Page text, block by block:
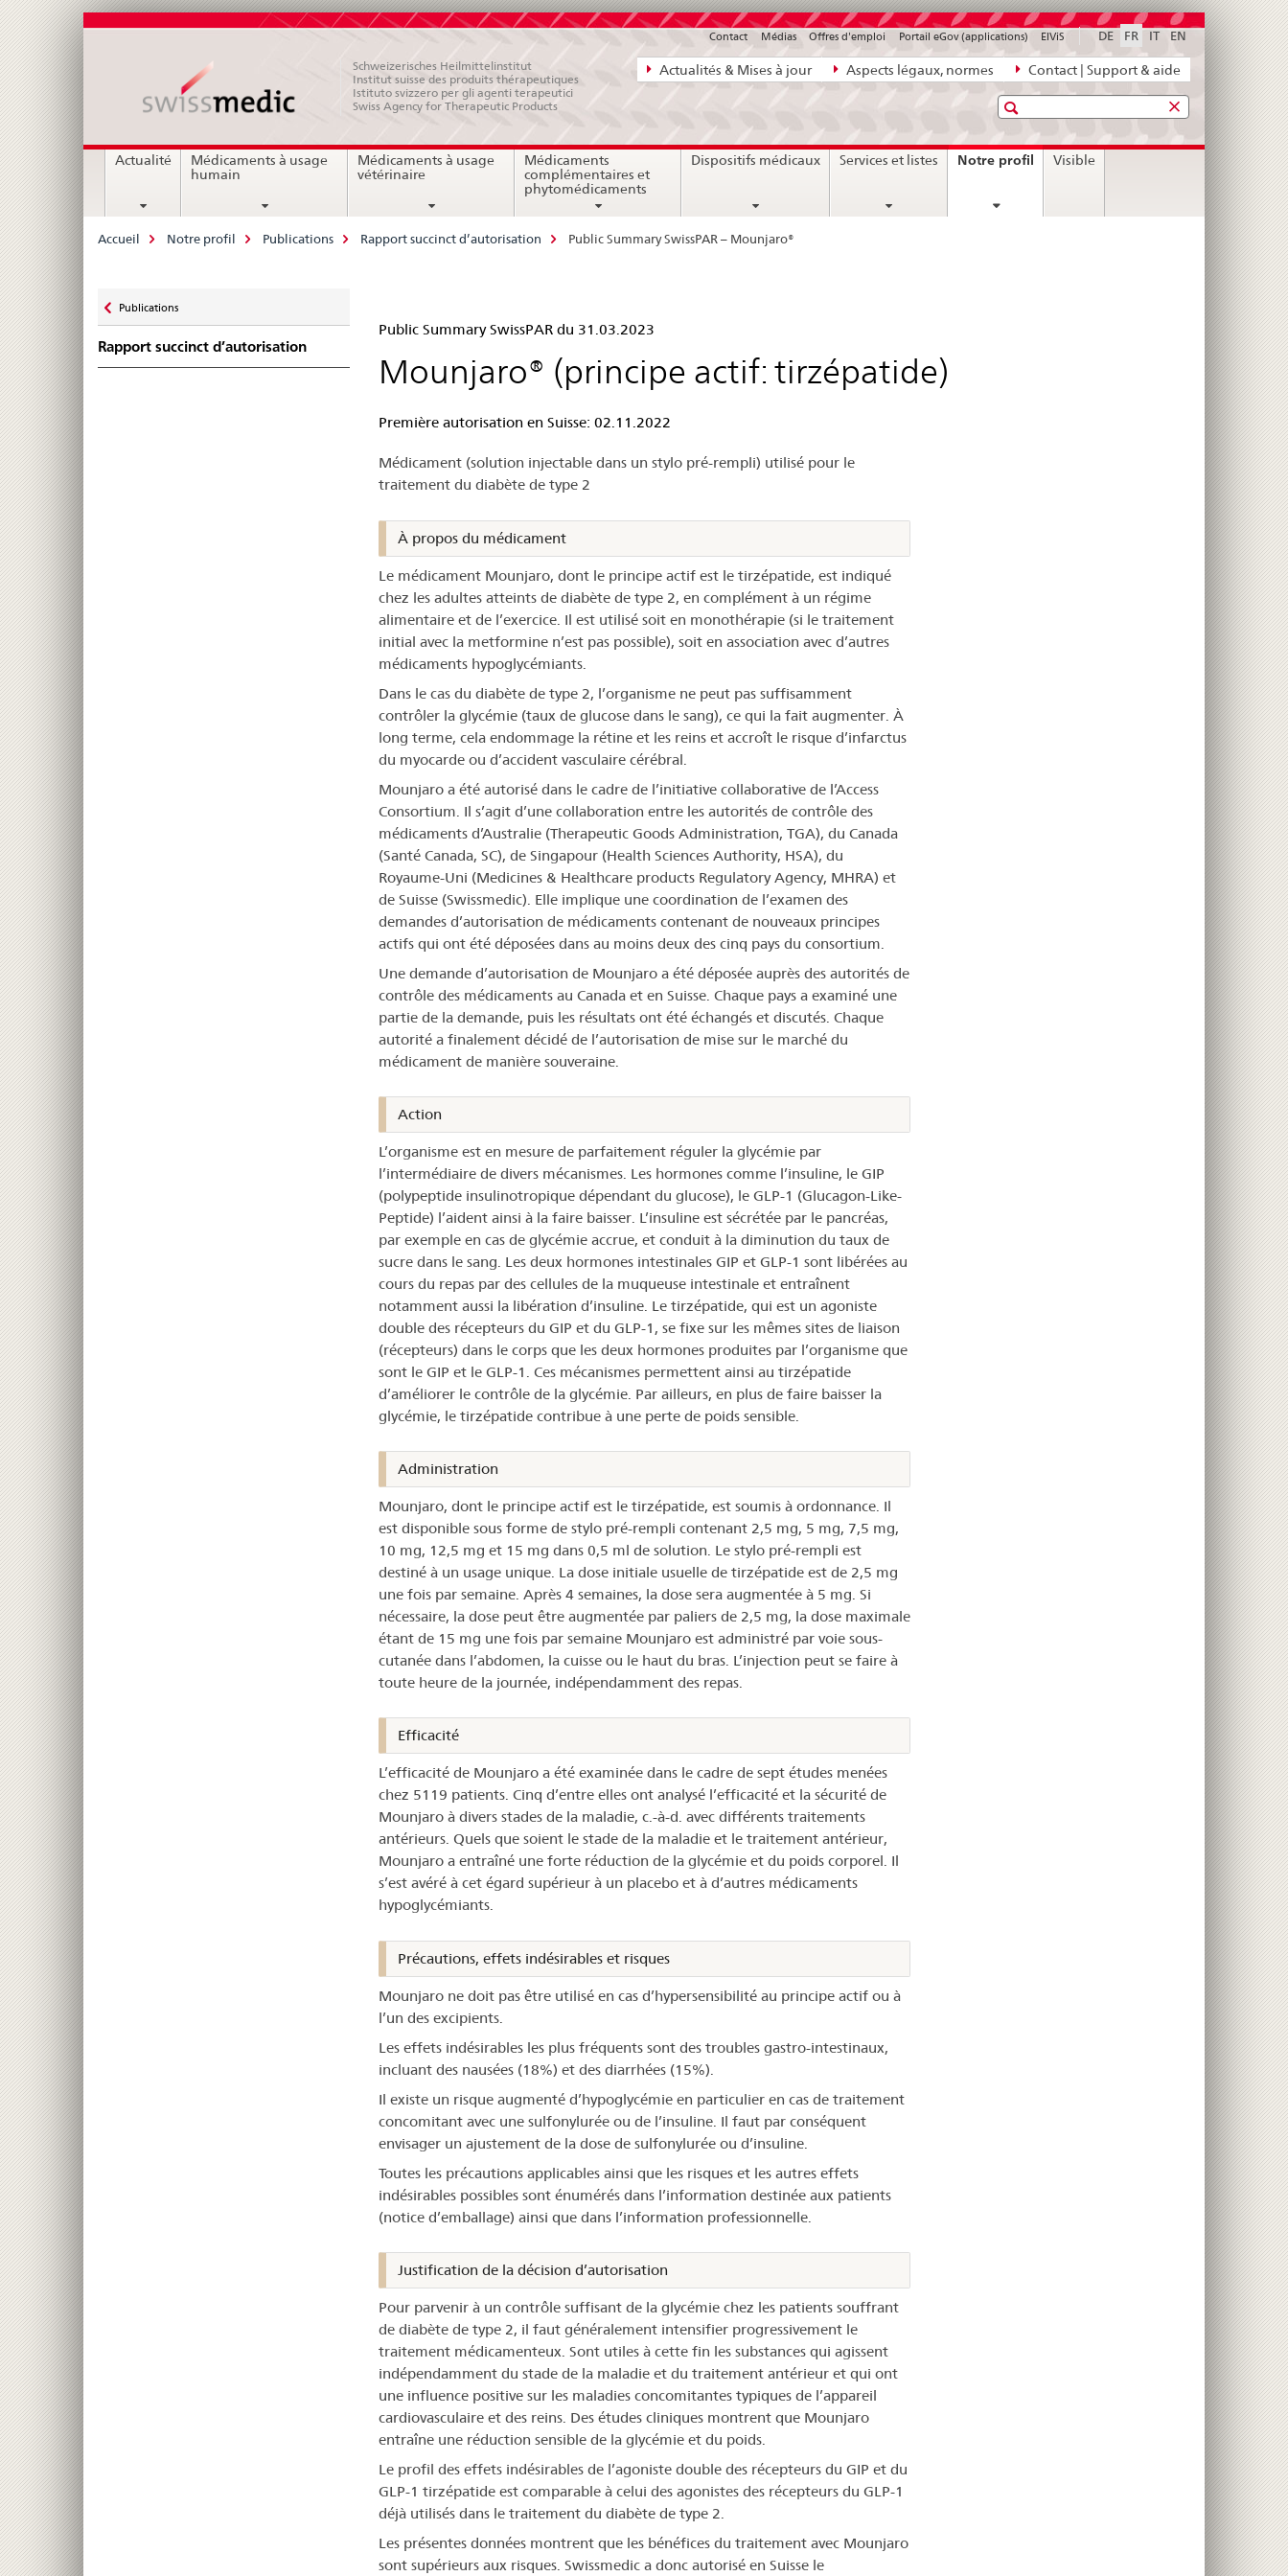
Navigation
directe:
bases
juridiques,
contact
Actualités & Mises à jour Aspects légaux, normes Contact | Support & aide
DE FR IT EN
Contact Médias Offres d'emploi Portail eGov (applications) ElViS
Schweizerisches Heilmittelinstitut
Institut suisse des produits thérapeutiques
Istituto svizzero per gli agenti terapeutici
Swiss Agency for Therapeutic Products
Recherche
Navigation
Actualité
Médicaments à usage
humain
Médicaments à usage
vétérinaire
Médicaments
complémentaires et
phytomédicaments
Dispositifs médicaux Services et listes Notre profil current
Visible
Breadcrumb
Accueil Notre profil Publications Rapport succinct d’autorisation Public Summary SwissPAR – Mounjaro®
zu
Publications
Rapport succinct d’autorisation
Public
Summary
SwissPAR
Mounjaro®
Public Summary SwissPAR du 31.03.2023
Mounjaro® (principe actif: tirzépatide)
Première autorisation en Suisse: 02.11.2022
Médicament (solution injectable dans un stylo pré-rempli) utilisé pour le
traitement du diabète de type 2
À propos du médicament
Le médicament Mounjaro, dont le principe actif est le tirzépatide, est indiqué
chez les adultes atteints de diabète de type 2, en complément à un régime
alimentaire et de l’exercice. Il est utilisé soit en monothérapie (si le traitement
initial avec la metformine n’est pas possible), soit en association avec d’autres
médicaments hypoglycémiants.
Dans le cas du diabète de type 2, l’organisme ne peut pas suffisamment
contrôler la glycémie (taux de glucose dans le sang), ce qui la fait augmenter. À
long terme, cela endommage la rétine et les reins et accroît le risque d’infarctus
du myocarde ou d’accident vasculaire cérébral.
Mounjaro a été autorisé dans le cadre de l’initiative collaborative de l’Access
Consortium. Il s’agit d’une collaboration entre les autorités de contrôle des
médicaments d’Australie (Therapeutic Goods Administration, TGA), du Canada
(Santé Canada, SC), de Singapour (Health Sciences Authority, HSA), du
Royaume-Uni (Medicines & Healthcare products Regulatory Agency, MHRA) et
de Suisse (Swissmedic). Elle implique une coordination de l’examen des
demandes d’autorisation de médicaments contenant de nouveaux principes
actifs qui ont été déposées dans au moins deux des cinq pays du consortium.
Une demande d’autorisation de Mounjaro a été déposée auprès des autorités de
contrôle des médicaments au Canada et en Suisse. Chaque pays a examiné une
partie de la demande, puis les résultats ont été échangés et discutés. Chaque
autorité a finalement décidé de l’autorisation de mise sur le marché du
médicament de manière souveraine.
Action
L’organisme est en mesure de parfaitement réguler la glycémie par
l’intermédiaire de divers mécanismes. Les hormones comme l’insuline, le GIP
(polypeptide insulinotropique dépendant du glucose), le GLP-1 (Glucagon-Like-
Peptide) l’aident ainsi à la faire baisser. L’insuline est sécrétée par le pancréas,
par exemple en cas de glycémie accrue, et conduit à la diminution du taux de
sucre dans le sang. Les deux hormones intestinales GIP et GLP-1 sont libérées au
cours du repas par des cellules de la muqueuse intestinale et entraînent
notamment aussi la libération d’insuline. Le tirzépatide, qui est un agoniste
double des récepteurs du GIP et du GLP-1, se fixe sur les mêmes sites de liaison
(récepteurs) dans le corps que les deux hormones produites par l’organisme que
sont le GIP et le GLP-1. Ces mécanismes permettent ainsi au tirzépatide
d’améliorer le contrôle de la glycémie. Par ailleurs, en plus de faire baisser la
glycémie, le tirzépatide contribue à une perte de poids sensible.
Administration
Mounjaro, dont le principe actif est le tirzépatide, est soumis à ordonnance. Il
est disponible sous forme de stylo pré-rempli contenant 2,5 mg, 5 mg, 7,5 mg,
10 mg, 12,5 mg et 15 mg dans 0,5 ml de solution. Le stylo pré-rempli est
destiné à un usage unique. La dose initiale usuelle de tirzépatide est de 2,5 mg
une fois par semaine. Après 4 semaines, la dose sera augmentée à 5 mg. Si
nécessaire, la dose peut être augmentée par paliers de 2,5 mg, la dose maximale
étant de 15 mg une fois par semaine Mounjaro est administré par voie sous-
cutanée dans l’abdomen, la cuisse ou le haut du bras. L’injection peut se faire à
toute heure de la journée, indépendamment des repas.
Efficacité
L’efficacité de Mounjaro a été examinée dans le cadre de sept études menées
chez 5119 patients. Cinq d’entre elles ont analysé l’efficacité et la sécurité de
Mounjaro à divers stades de la maladie, c.-à-d. avec différents traitements
antérieurs. Quels que soient le stade de la maladie et le traitement antérieur,
Mounjaro a entraîné une forte réduction de la glycémie et du poids corporel. Il
s’est avéré à cet égard supérieur à un placebo et à d’autres médicaments
hypoglycémiants.
Précautions, effets indésirables et risques
Mounjaro ne doit pas être utilisé en cas d’hypersensibilité au principe actif ou à
l’un des excipients.
Les effets indésirables les plus fréquents sont des troubles gastro-intestinaux,
incluant des nausées (18%) et des diarrhées (15%).
Il existe un risque augmenté d’hypoglycémie en particulier en cas de traitement
concomitant avec une sulfonylurée ou de l’insuline. Il faut par conséquent
envisager un ajustement de la dose de sulfonylurée ou d’insuline.
Toutes les précautions applicables ainsi que les risques et les autres effets
indésirables possibles sont énumérés dans l’information destinée aux patients
(notice d’emballage) ainsi que dans l’information professionnelle.
Justification de la décision d’autorisation
Pour parvenir à un contrôle suffisant de la glycémie chez les patients souffrant
de diabète de type 2, il faut généralement intensifier progressivement le
traitement médicamenteux. Sont utiles à cette fin les substances qui agissent
indépendamment du stade de la maladie et du traitement antérieur et qui ont
une influence positive sur les maladies concomitantes typiques de l’appareil
cardiovasculaire et des reins. Des études cliniques montrent que Mounjaro
entraîne une réduction sensible de la glycémie et du poids.
Le profil des effets indésirables de l’agoniste double des récepteurs du GIP et du
GLP-1 tirzépatide est comparable à celui des agonistes des récepteurs du GLP-1
déjà utilisés dans le traitement du diabète de type 2.
Les présentes données montrent que les bénéfices du traitement avec Mounjaro
sont supérieurs aux risques. Swissmedic a donc autorisé en Suisse le